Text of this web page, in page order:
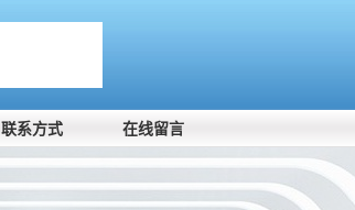
联系方式 在线留言